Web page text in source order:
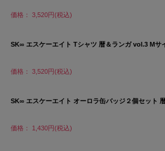
価格： 3,520円(税込)
SK∞ エスケーエイト Tシャツ 暦＆ランガ vol.3 Mサ
価格： 3,520円(税込)
SK∞ エスケーエイト オーロラ缶バッジ２個セット
価格： 1,430円(税込)